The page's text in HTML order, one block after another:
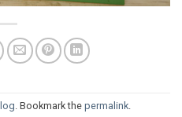
. Bookmark the permalink.